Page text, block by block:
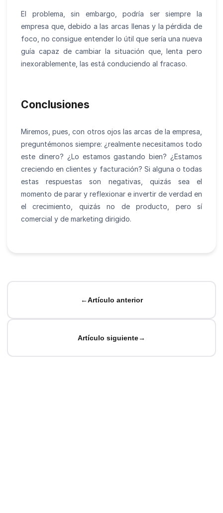
El problema, sin embargo, podría ser siempre la
empresa que, debido a las arcas llenas y la pérdida de
foco, no consigue entender lo útil que sería una nueva
guía capaz de cambiar la situación que, lenta pero
inexorablemente, las está conduciendo al fracaso.
Conclusiones
Miremos, pues, con otros ojos las arcas de la empresa,
preguntémonos siempre: ¿realmente necesitamos todo
este dinero? ¿Lo estamos gastando bien? ¿Estamos
creciendo en clientes y facturación? Si alguna o todas
estas respuestas son negativas, quizás sea el
momento de parar y reflexionar e invertir de verdad en
el crecimiento, quizás no de producto, pero sí
comercial y de marketing dirigido.
←Artículo anterior
Artículo siguiente→